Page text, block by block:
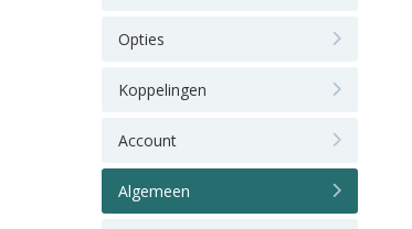
Opties
Koppelingen
Account
Algemeen